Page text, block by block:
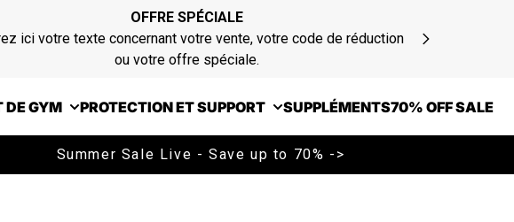
OFFRE SPÉCIALE
ici votre texte concernant votre vente, votre code de réduction
ou votre offre spéciale.
DE GYM PROTECTION ET SUPPORT SUPPLÉMENTS70% OFF SALE
Summer Sale Live - Save up to 70% ->